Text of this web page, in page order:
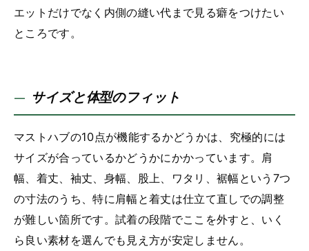
エットだけでなく内側の縫い代まで見る癖をつけたい
ところです。
サイズと体型のフィット
マストハブの10点が機能するかどうかは、究極的には
サイズが合っているかどうかにかかっています。肩
幅、着丈、袖丈、身幅、股上、ワタリ、裾幅という7つ
の寸法のうち、特に肩幅と着丈は仕立て直しでの調整
が難しい箇所です。試着の段階でここを外すと、いく
ら良い素材を選んでも見え方が安定しません。